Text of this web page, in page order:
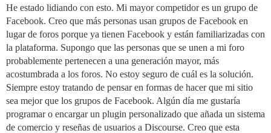
He estado lidiando con esto. Mi mayor competidor es un grupo de
Facebook. Creo que más personas usan grupos de Facebook en
lugar de foros porque ya tienen Facebook y están familiarizadas con
la plataforma. Supongo que las personas que se unen a mi foro
probablemente pertenecen a una generación mayor, más
acostumbrada a los foros. No estoy seguro de cuál es la solución.
Siempre estoy tratando de pensar en formas de hacer que mi sitio
sea mejor que los grupos de Facebook. Algún día me gustaría
programar o encargar un plugin personalizado que añada un sistema
de comercio y reseñas de usuarios a Discourse. Creo que esta